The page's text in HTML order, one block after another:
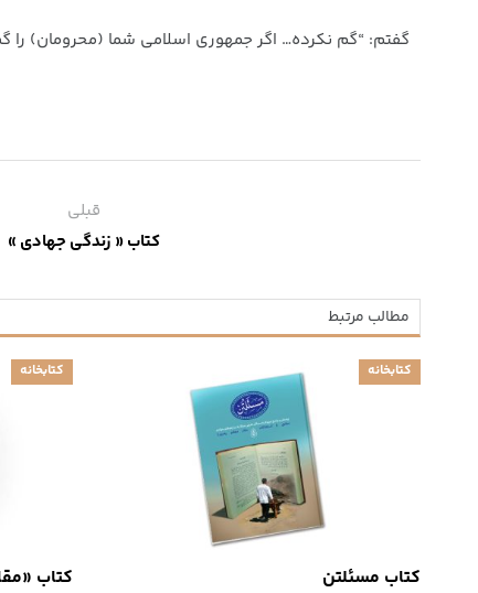
گفتم: “گم نکرده… اگر جمهوری اسلامی شما (محرومان)
قبلی
کتاب « زندگی جهادی »
مطالب مرتبط
کتابخانه
کتاب مسئلتن
کتابخانه
کتاب